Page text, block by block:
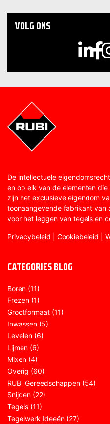
VOLG ONS
De intellectuele
en op elk van de elementen
zijn het exclusieve eigendom
toonaangevende fabrikant van
voor het leggen van tegels en
Privacybeleid Cookiebeleid
CATEGORIES BLOG
Boren (11)
Frezen (1)
Grootformaat (11)
Inwassen (5)
Levelen (6)
Lijmen (6)
Mixen (4)
Overig (60)
RUBI Gereedschappen (54)
Snijden (22)
Tegels (11)
Tegelwerk Ideeën (27)